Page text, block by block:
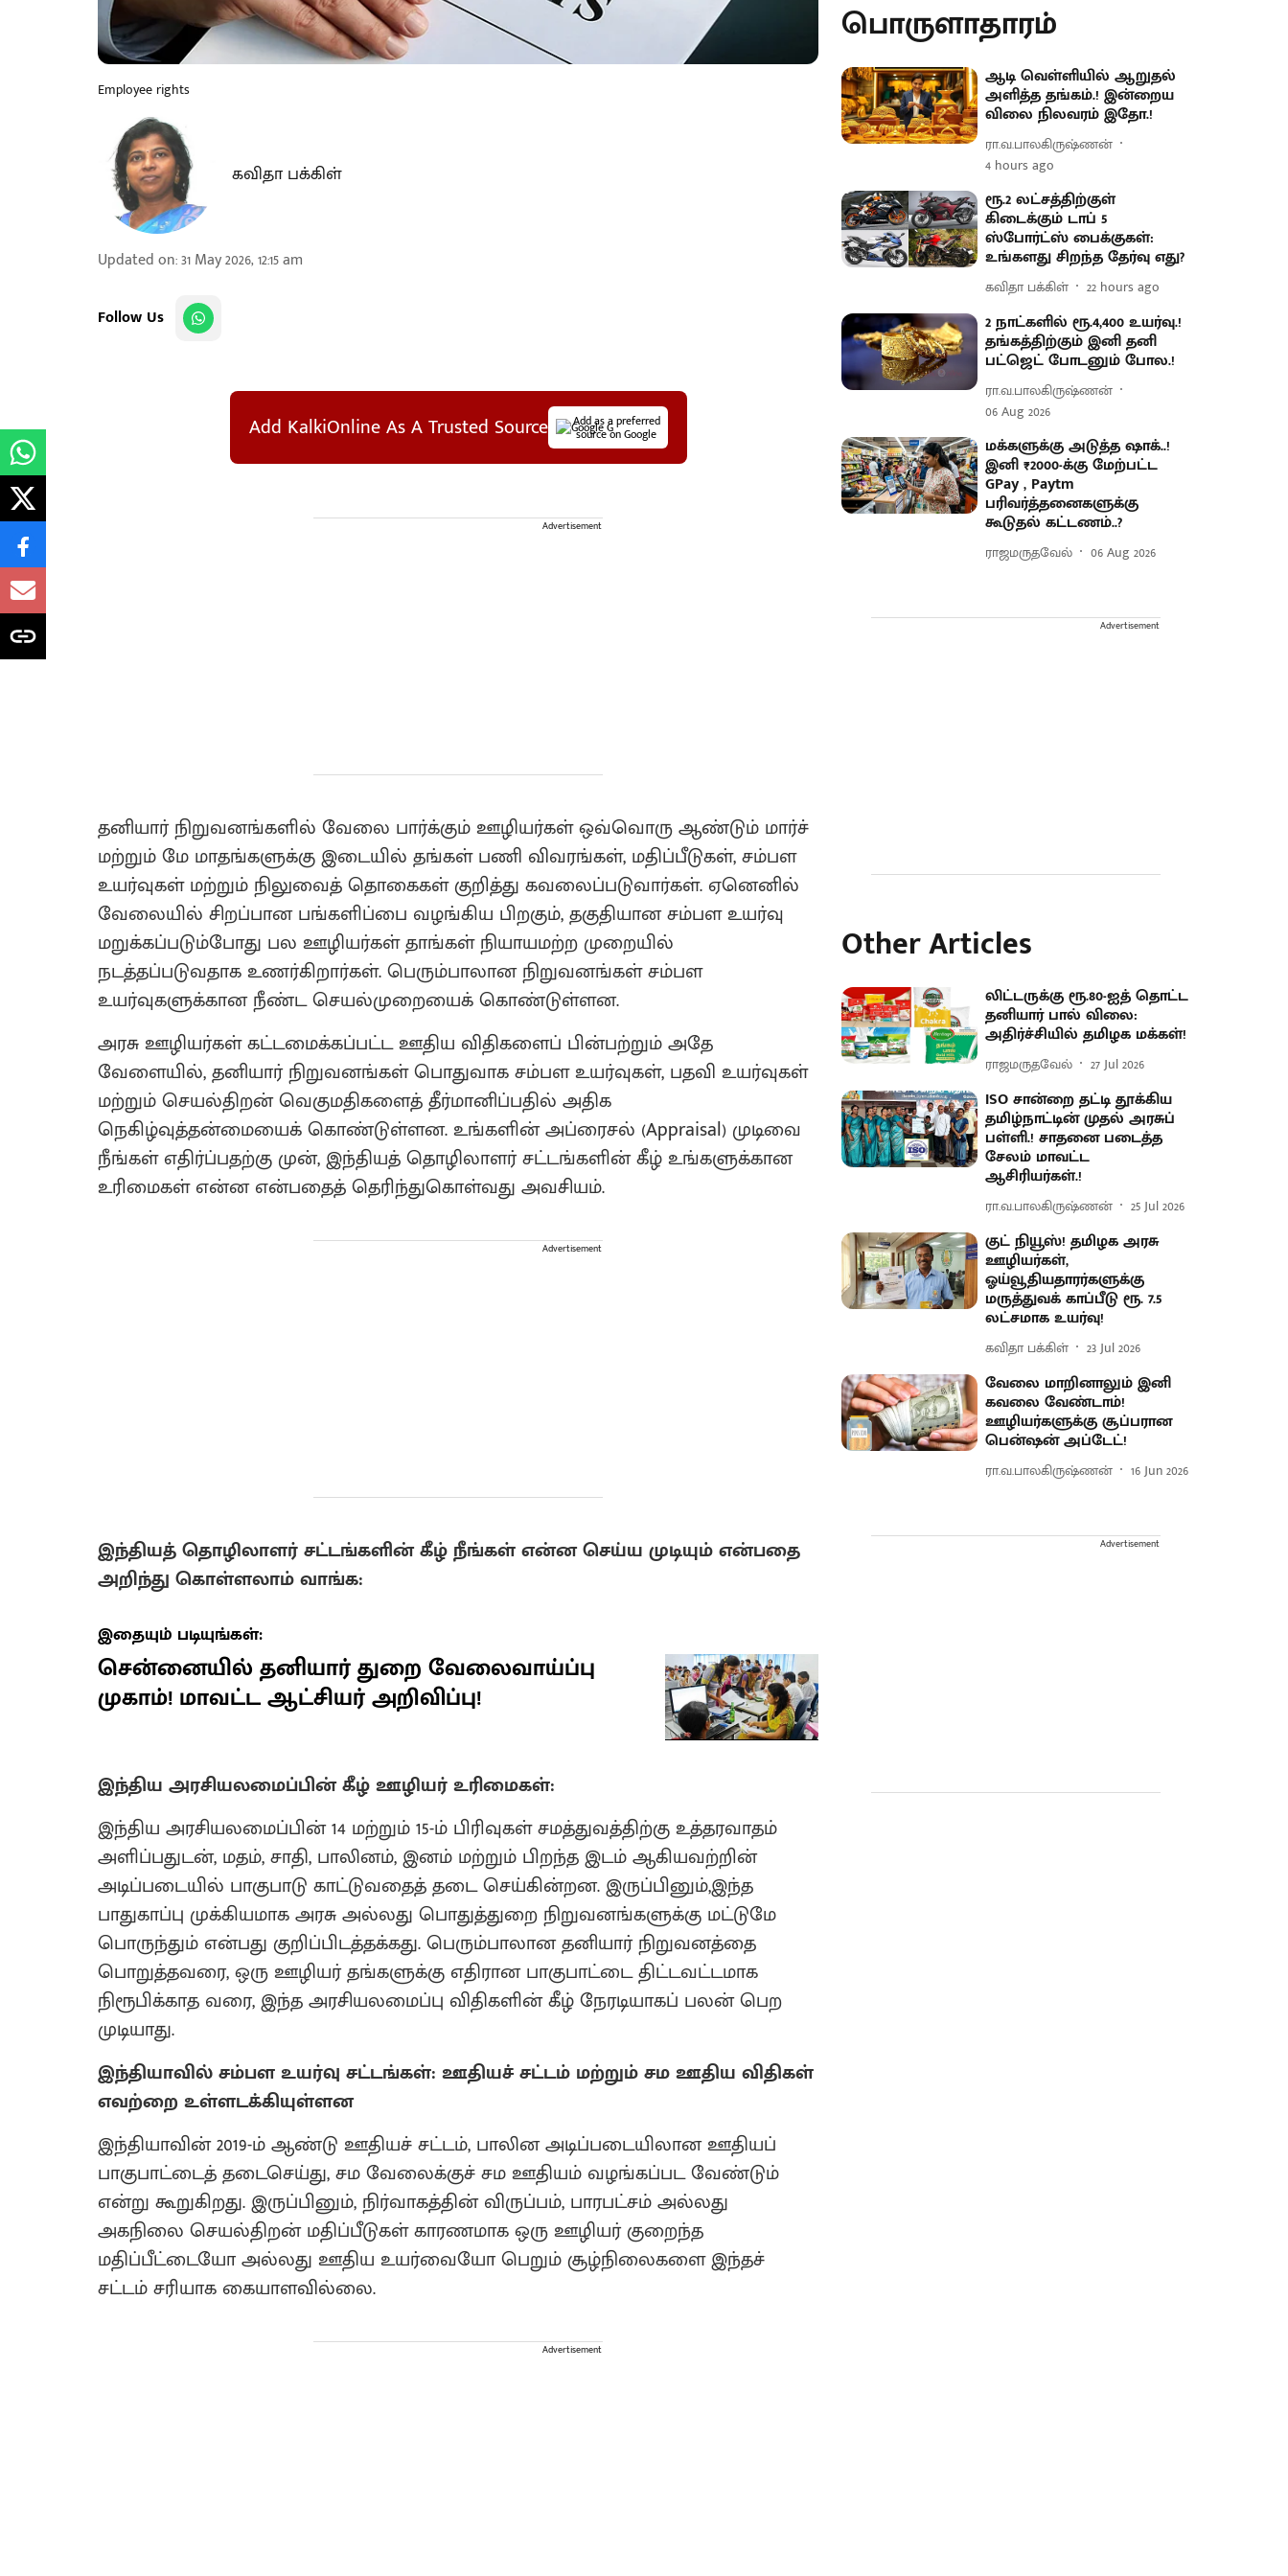
Employee rights
கவிதா பக்கிள்
Updated on:31 May 2026, 12:15 am
Follow Us
Add KalkiOnline As A Trusted Source Add as a preferred
source on Google
Advertisement
தனியார் நிறுவனங்களில் வேலை பார்க்கும் ஊழியர்கள் ஒவ்வொரு ஆண்டும் மார்ச்
மற்றும் மே மாதங்களுக்கு இடையில் தங்கள் பணி விவரங்கள், மதிப்பீடுகள், சம்பள
உயர்வுகள் மற்றும் நிலுவைத் தொகைகள் குறித்து கவலைப்படுவார்கள். ஏனெனில்
வேலையில் சிறப்பான பங்களிப்பை வழங்கிய பிறகும், தகுதியான சம்பள உயர்வு
மறுக்கப்படும்போது பல ஊழியர்கள் தாங்கள் நியாயமற்ற முறையில்
நடத்தப்படுவதாக உணர்கிறார்கள். பெரும்பாலான நிறுவனங்கள் சம்பள
உயர்வுகளுக்கான நீண்ட செயல்முறையைக் கொண்டுள்ளன.
அரசு ஊழியர்கள் கட்டமைக்கப்பட்ட ஊதிய விதிகளைப் பின்பற்றும் அதே
வேளையில், தனியார் நிறுவனங்கள் பொதுவாக சம்பள உயர்வுகள், பதவி உயர்வுகள்
மற்றும் செயல்திறன் வெகுமதிகளைத் தீர்மானிப்பதில் அதிக
நெகிழ்வுத்தன்மையைக் கொண்டுள்ளன. உங்களின் அப்ரைசல் (Appraisal) முடிவை
நீங்கள் எதிர்ப்பதற்கு முன், இந்தியத் தொழிலாளர் சட்டங்களின் கீழ் உங்களுக்கான
உரிமைகள் என்ன என்பதைத் தெரிந்துகொள்வது அவசியம்.
Advertisement
இந்தியத் தொழிலாளர் சட்டங்களின் கீழ் நீங்கள் என்ன செய்ய முடியும் என்பதை
அறிந்து கொள்ளலாம் வாங்க:
இதையும் படியுங்கள்:
சென்னையில் தனியார் துறை வேலைவாய்ப்பு
முகாம்! மாவட்ட ஆட்சியர் அறிவிப்பு!
இந்திய அரசியலமைப்பின் கீழ் ஊழியர் உரிமைகள்:
இந்திய அரசியலமைப்பின் 14 மற்றும் 15-ம் பிரிவுகள் சமத்துவத்திற்கு உத்தரவாதம்
அளிப்பதுடன், மதம், சாதி, பாலினம், இனம் மற்றும் பிறந்த இடம் ஆகியவற்றின்
அடிப்படையில் பாகுபாடு காட்டுவதைத் தடை செய்கின்றன. இருப்பினும்,இந்த
பாதுகாப்பு முக்கியமாக அரசு அல்லது பொதுத்துறை நிறுவனங்களுக்கு மட்டுமே
பொருந்தும் என்பது குறிப்பிடத்தக்கது. பெரும்பாலான தனியார் நிறுவனத்தை
பொறுத்தவரை, ஒரு ஊழியர் தங்களுக்கு எதிரான பாகுபாட்டை திட்டவட்டமாக
நிரூபிக்காத வரை, இந்த அரசியலமைப்பு விதிகளின் கீழ் நேரடியாகப் பலன் பெற
முடியாது.
இந்தியாவில் சம்பள உயர்வு சட்டங்கள்: ஊதியச் சட்டம் மற்றும் சம ஊதிய விதிகள்
எவற்றை உள்ளடக்கியுள்ளன
இந்தியாவின் 2019-ம் ஆண்டு ஊதியச் சட்டம், பாலின அடிப்படையிலான ஊதியப்
பாகுபாட்டைத் தடைசெய்து, சம வேலைக்குச் சம ஊதியம் வழங்கப்பட வேண்டும்
என்று கூறுகிறது. இருப்பினும், நிர்வாகத்தின் விருப்பம், பாரபட்சம் அல்லது
அகநிலை செயல்திறன் மதிப்பீடுகள் காரணமாக ஒரு ஊழியர் குறைந்த
மதிப்பீட்டையோ அல்லது ஊதிய உயர்வையோ பெறும் சூழ்நிலைகளை இந்தச்
சட்டம் சரியாக கையாளவில்லை.
Advertisement
பொருளாதாரம்
ஆடி வெள்ளியில் ஆறுதல்
அளித்த தங்கம்.! இன்றைய
விலை நிலவரம் இதோ.!
ரா.வ.பாலகிருஷ்ணன்
4 hours ago
ரூ.2 லட்சத்திற்குள்
கிடைக்கும் டாப் 5
ஸ்போர்ட்ஸ் பைக்குகள்:
உங்களது சிறந்த தேர்வு எது?
கவிதா பக்கிள் 22 hours ago
2 நாட்களில் ரூ.4,400 உயர்வு.!
தங்கத்திற்கும் இனி தனி
பட்ஜெட் போடனும் போல.!
ரா.வ.பாலகிருஷ்ணன்
06 Aug 2026
மக்களுக்கு அடுத்த ஷாக்..!
இனி ₹2000-க்கு மேற்பட்ட
GPay , Paytm
பரிவர்த்தனைகளுக்கு
கூடுதல் கட்டணம்..?
ராஜமருதவேல் 06 Aug 2026
Advertisement
Other Articles
லிட்டருக்கு ரூ.80-ஐத் தொட்ட
தனியார் பால் விலை:
அதிர்ச்சியில் தமிழக மக்கள்!
ராஜமருதவேல் 27 Jul 2026
ISO சான்றை தட்டி தூக்கிய
தமிழ்நாட்டின் முதல் அரசுப்
பள்ளி.! சாதனை படைத்த
சேலம் மாவட்ட
ஆசிரியர்கள்.!
ரா.வ.பாலகிருஷ்ணன் 25 Jul 2026
குட் நியூஸ்! தமிழக அரசு
ஊழியர்கள்,
ஓய்வூதியதாரர்களுக்கு
மருத்துவக் காப்பீடு ரூ. 7.5
லட்சமாக உயர்வு!
கவிதா பக்கிள் 23 Jul 2026
வேலை மாறினாலும் இனி
கவலை வேண்டாம்!
ஊழியர்களுக்கு சூப்பரான
பென்ஷன் அப்டேட்!
ரா.வ.பாலகிருஷ்ணன் 16 Jun 2026
Advertisement